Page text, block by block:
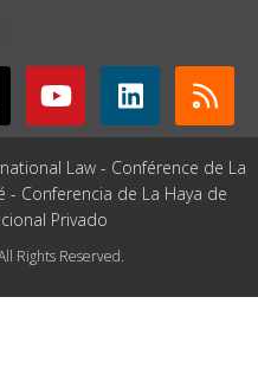
Law - Conférence de La
Conferencia de La Haya de
Privado
Rights Reserved.